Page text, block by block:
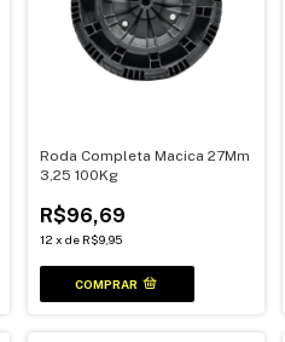
Roda Completa Macica 27Mm
3,25 100Kg
R$96,69
12 x de R$9,95